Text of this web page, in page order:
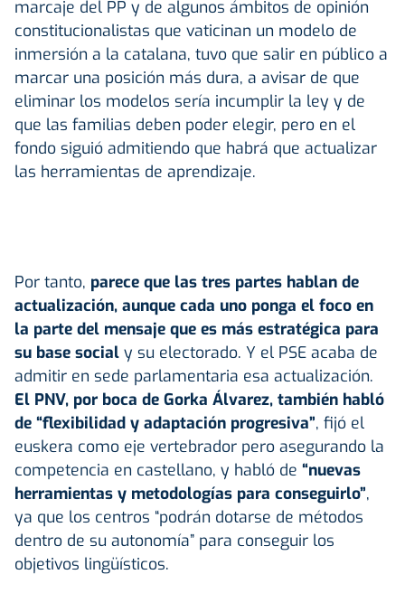
marcaje del PP y de algunos ámbitos de opinión
constitucionalistas que vaticinan un modelo de
inmersión a la catalana, tuvo que salir en público a
marcar una posición más dura, a avisar de que
eliminar los modelos sería incumplir la ley y de
que las familias deben poder elegir, pero en el
fondo siguió admitiendo que habrá que actualizar
las herramientas de aprendizaje.
Por tanto, parece que las tres partes hablan de
actualización, aunque cada uno ponga el foco en
la parte del mensaje que es más estratégica para
su base social y su electorado. Y el PSE acaba de
admitir en sede parlamentaria esa actualización.
El PNV, por boca de Gorka Álvarez, también habló
de “flexibilidad y adaptación progresiva”, fijó el
euskera como eje vertebrador pero asegurando la
competencia en castellano, y habló de “nuevas
herramientas y metodologías para conseguirlo”,
ya que los centros “podrán dotarse de métodos
dentro de su autonomía” para conseguir los
objetivos lingüísticos.